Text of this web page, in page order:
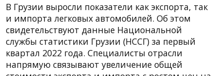
В Грузии выросли показатели как экспорта, так
и импорта легковых автомобилей. Об этом
свидетельствуют данные Национальной
службы статистики Грузии (НССГ) за первый
квартал 2022 года. Специалисты отрасли
напрямую связывают увеличение общей